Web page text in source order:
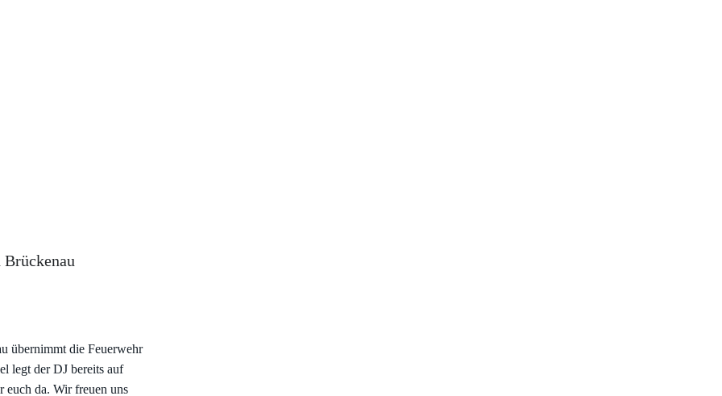
übernimmt die Feuerwehr
legt der DJ bereits auf
euch da. Wir freuen uns